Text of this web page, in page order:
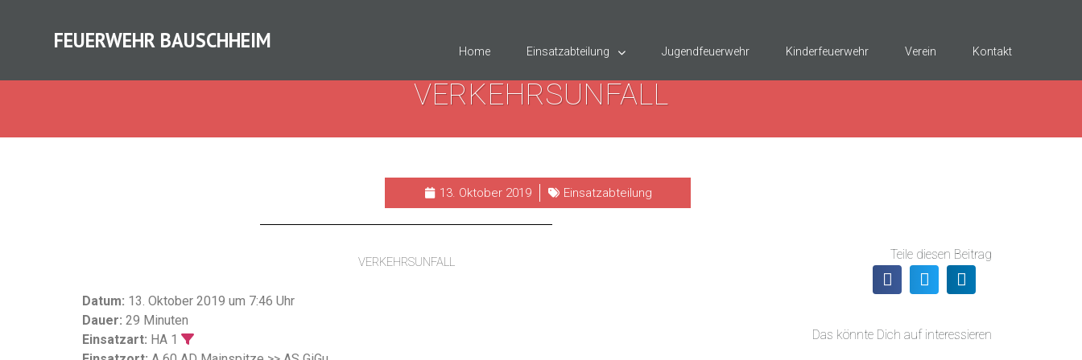
FEUERWEHR BAUSCHHEIM Home Einsatzabteilung Jugendfeuerwehr Kinderfeuerwehr Verein Kontakt
VERKEHRSUNFALL
13. Oktober 2019 Einsatzabteilung
VERKEHRSUNFALL
Datum: 13. Oktober 2019 um 7:46 Uhr
Dauer: 29 Minuten
Einsatzart: HA 1
Teile diesen Beitrag
Das könnte Dich auf interessieren